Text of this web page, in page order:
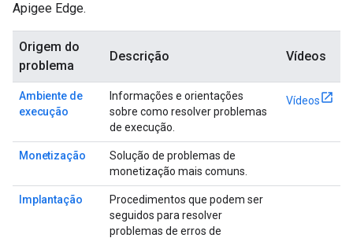
Apigee Edge.
Origem do
problema
Descrição Vídeos
Ambiente de
execução
Informações e orientações
sobre como resolver problemas
de execução.
Vídeos
Monetização
Solução de problemas de
monetização mais comuns.
Implantação
Procedimentos que podem ser
seguidos para resolver
problemas de erros de